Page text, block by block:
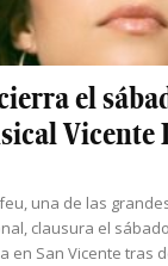
el
Vicente
una de las
clausura el
en San Vicente tras